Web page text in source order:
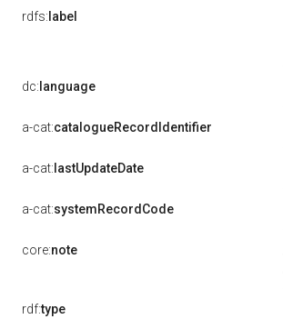
rdfs: label
dc: language
a-cat:catalogueRecordIdentifier
a-cat: lastUpdateDate
a-cat:systemRecordCode
core:note
rdf:type